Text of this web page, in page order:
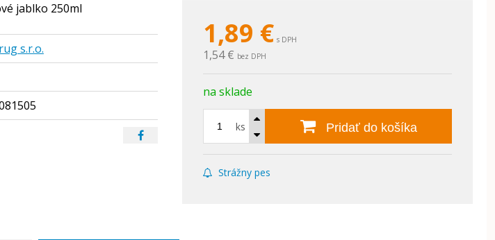
1,89 € s DPH
1,54 € bez DPH
na sklade
ks Pridať do košíka
Strážny pes
jablko 250ml
s.r.o.